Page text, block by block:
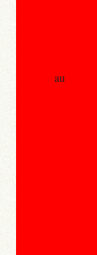
au